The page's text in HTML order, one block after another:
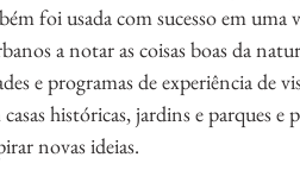
foi usada com sucesso em uma
a notar as coisas boas da
e programas de experiência de
históricas, jardins e parques e
novas ideias.